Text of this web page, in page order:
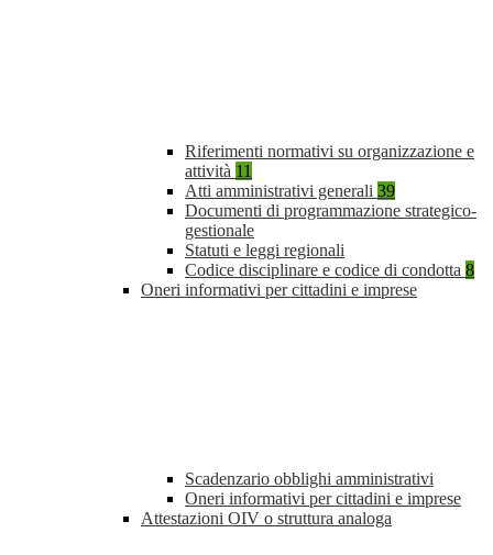
Riferimenti normativi su organizzazione e
attività 11
Atti amministrativi generali 39
Documenti di programmazione strategico-
gestionale
Statuti e leggi regionali
Codice disciplinare e codice di condotta 8
Oneri informativi per cittadini e imprese
Scadenzario obblighi amministrativi
Oneri informativi per cittadini e imprese
Attestazioni OIV o struttura analoga